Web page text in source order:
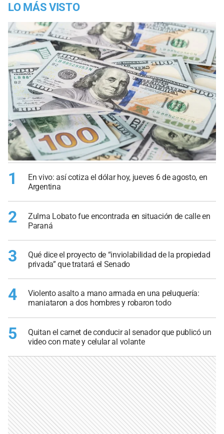
LO MÁS VISTO
1
En vivo: así cotiza el dólar hoy, jueves 6 de agosto, en
Argentina
2
Zulma Lobato fue encontrada en situación de calle en
Paraná
3
Qué dice el proyecto de “inviolabilidad de la propiedad
privada” que tratará el Senado
4
Violento asalto a mano armada en una peluquería:
maniataron a dos hombres y robaron todo
5
Quitan el carnet de conducir al senador que publicó un
video con mate y celular al volante